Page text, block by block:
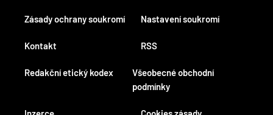
Kontakt
Redakční etický kodex
RSS
Všeobecné obchodní
podmínky
Zásady ochrany soukromí Nastavení soukromí